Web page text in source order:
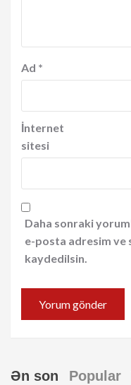
Ad *
İnternet
sitesi
Daha sonraki
e-posta adresim ve
kaydedilsin.
Ən son Popular